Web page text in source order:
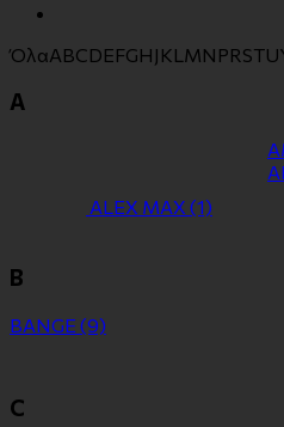
ΌλαABCDEFGH J KL MN PRSTU
A
ALEX MAX (1)
B
BANGE (9)
C